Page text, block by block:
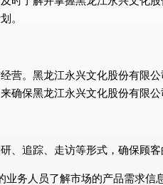
。
营。黑龙江永兴文化股份有限
确保黑龙江永兴文化股份有限公
、追踪、走访等形式，确保顾
务人员了解市场的产品需求信